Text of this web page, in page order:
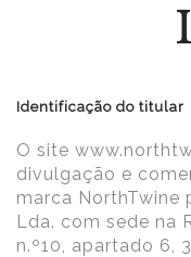
Identificação do titular
O site
divulgação e
marca NorthTwine
Lda. com sede na
n.º10, apartado 6,